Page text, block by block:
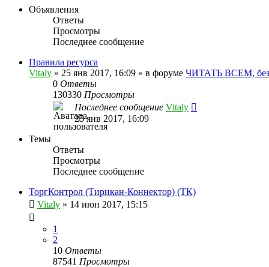
Объявления
Ответы
Просмотры
Последнее сообщение
Правила ресурса
Vitaly » 25 янв 2017, 16:09 » в форуме ЧИТАТЬ ВСЕМ, без
0 Ответы
130330 Просмотры
Последнее сообщение Vitaly
25 янв 2017, 16:09
Темы
Ответы
Просмотры
Последнее сообщение
ТоргКонтрол (Тирикан-Коннектор) (ТК)
Vitaly » 14 июн 2017, 15:15
1
2
10 Ответы
87541 Просмотры